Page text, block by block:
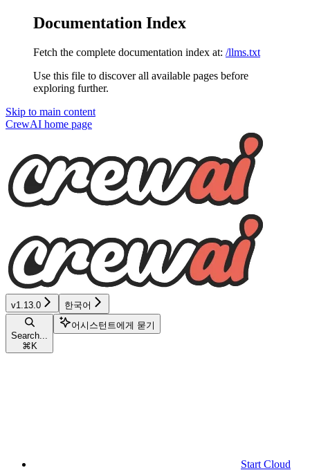
Documentation Index
Fetch the complete documentation index at: /llms.txt
Use this file to discover all available pages before
exploring further.
Skip to main content
CrewAI home page
v1.13.0 한국어
Search...
⌘ K
어시스턴트에게 묻기
Start Cloud